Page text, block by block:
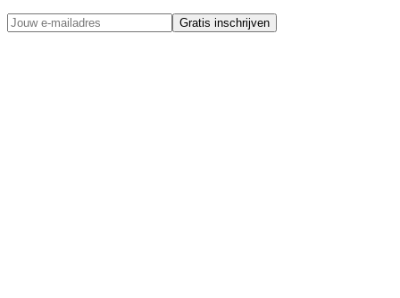
Gratis inschrijven